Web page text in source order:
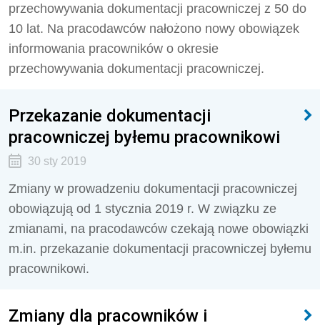
przechowywania dokumentacji pracowniczej z 50 do
10 lat. Na pracodawców nałożono nowy obowiązek
informowania pracowników o okresie
przechowywania dokumentacji pracowniczej.
Przekazanie dokumentacji
pracowniczej byłemu pracownikowi
30 sty 2019
Zmiany w prowadzeniu dokumentacji pracowniczej
obowiązują od 1 stycznia 2019 r. W związku ze
zmianami, na pracodawców czekają nowe obowiązki
m.in. przekazanie dokumentacji pracowniczej byłemu
pracownikowi.
Zmiany dla pracowników i